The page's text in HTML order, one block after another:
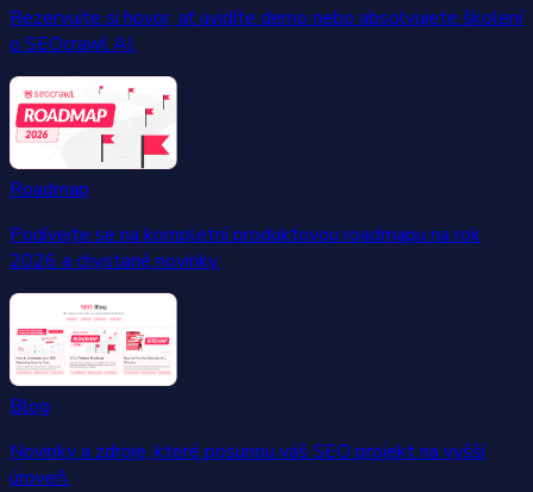
Rezervujte si hovor, ať uvidíte demo nebo absolvujete školení
o SEOcrawl AI.
Roadmap
Podívejte se na kompletní produktovou roadmapu na rok
2026 a chystané novinky.
Blog
Novinky a zdroje, které posunou váš SEO projekt na vyšší
úroveň.